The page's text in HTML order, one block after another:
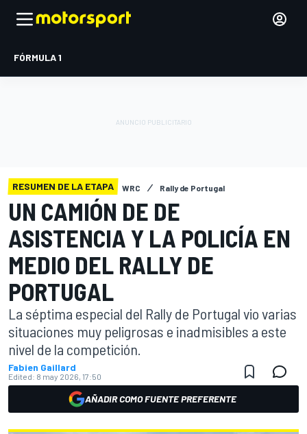
FÓRMULA 1
RESUMEN DE LA ETAPA WRC Rally de Portugal
UN CAMIÓN DE DE
ASISTENCIA Y LA POLICÍA EN
MEDIO DEL RALLY DE
PORTUGAL
La séptima especial del Rally de Portugal vio varias
situaciones muy peligrosas e inadmisibles a este
nivel de la competición.
Fabien Gaillard
Edited: 8 may 2026, 17:50
AÑADIR COMO FUENTE PREFERENTE